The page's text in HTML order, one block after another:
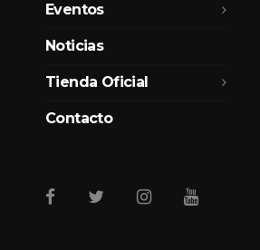
Eventos
Noticias
Tienda Oficial
Contacto